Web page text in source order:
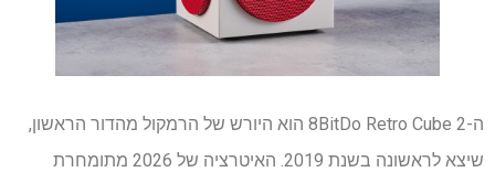
ה-8BitDo Retro Cube 2 הוא היורש של הרמקול מהדור הראשון,
שיצא לראשונה בשנת 2019. האיטרציה של 2026 מתומחרת